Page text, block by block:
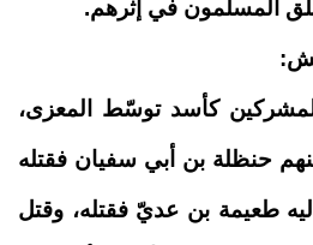
المسلمون في إثرهم.
كأسد توسّط المعزى،
حنظلة بن أبي سفيان فقتله
طعيمة بن عديّ فقتله، وقتل